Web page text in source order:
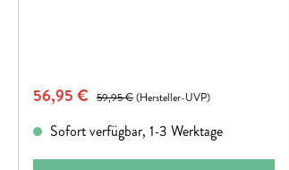
CUBE Mountainbikes ab Modelljahr 2020
Schnittstelle; Federklappe; kompatibel mit
ACID Schutzblechen; RILink kompatibel;
Verkaufspreis:
56,95 € Regulärer Preis:
59,95 €(Hersteller-UVP)
Sofort verfügbar, 1-3 Werktage